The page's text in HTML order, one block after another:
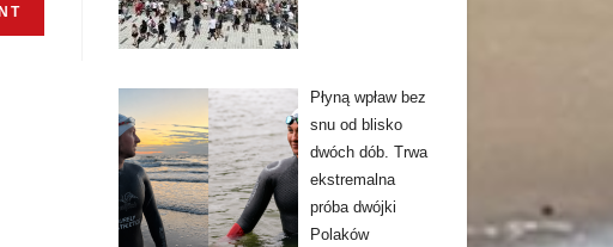
Płyną wpław bez
snu od blisko
dwóch dób. Trwa
ekstremalna
próba dwójki
Polaków